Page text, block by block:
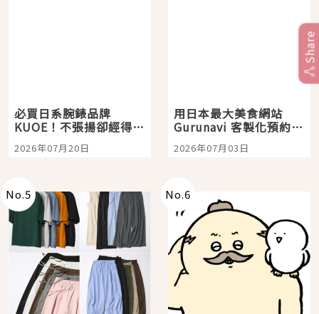
必買日系腕錶品牌
KUOE！不張揚卻經得起
時間洗鍊的經典之作五
選
2026年07月20日
用日本最大美食網站
Gurunavi 客製化預約九
大都市餐廳，打造專屬
美食體驗！
2026年07月03日
No.5 No.6
Share